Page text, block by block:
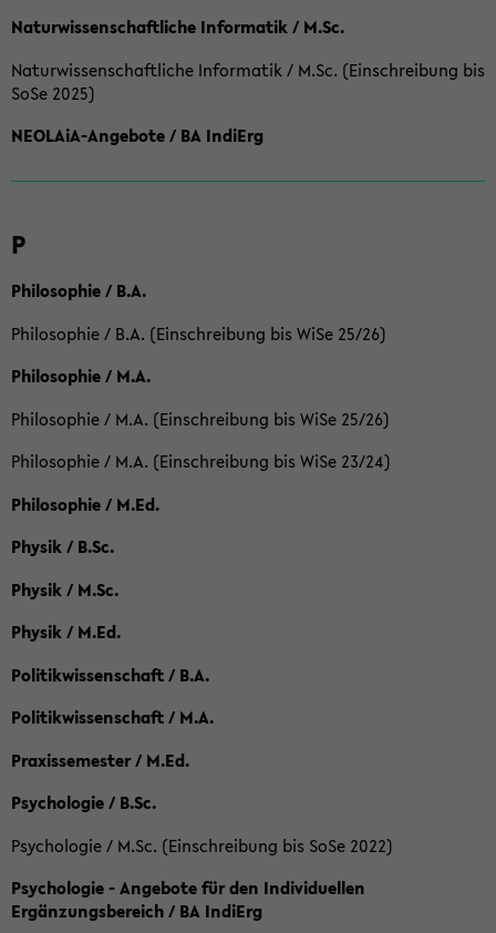
Naturwissenschaftliche Informatik / M.Sc.
Naturwissenschaftliche Informatik / M.Sc. (Einschreibung bis
SoSe 2025)
NEOLAiA-Angebote / BA IndiErg
P
Philosophie / B.A.
Philosophie / B.A. (Einschreibung bis WiSe 25/26)
Philosophie / M.A.
Philosophie / M.A. (Einschreibung bis WiSe 25/26)
Philosophie / M.A. (Einschreibung bis WiSe 23/24)
Philosophie / M.Ed.
Physik / B.Sc.
Physik / M.Sc.
Physik / M.Ed.
Politikwissenschaft / B.A.
Politikwissenschaft / M.A.
Praxissemester / M.Ed.
Psychologie / B.Sc.
Psychologie / M.Sc. (Einschreibung bis SoSe 2022)
Psychologie - Angebote für den Individuellen
Ergänzungsbereich / BA IndiErg